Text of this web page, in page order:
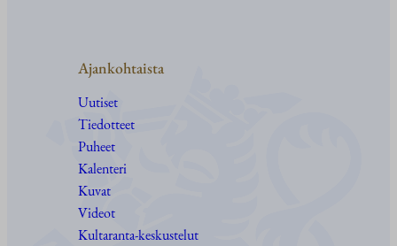
Ajankohtaista
Uutiset
Tiedotteet
Puheet
Kalenteri
Kuvat
Videot
Kultaranta-keskustelut